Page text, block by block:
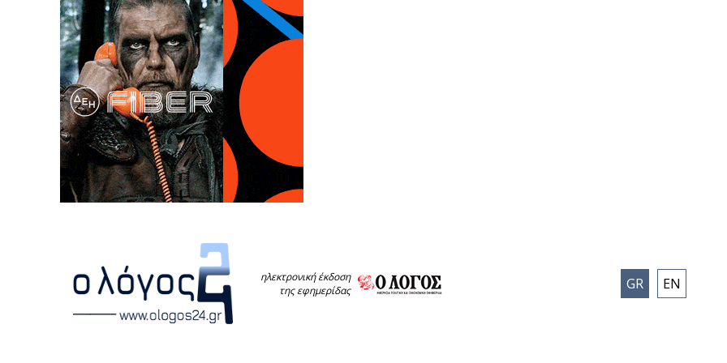
ηλεκτρονική έκδοση
της εφημερίδας
GR EN